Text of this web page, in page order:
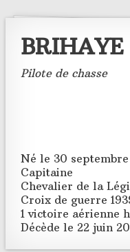
Pilote de chasse
Né le 30
Capitaine
Chevalier de la
Croix de guerre
1 victoire aérienne
Décède le 22 juin